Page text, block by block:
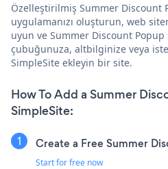
Özelleştirilmiş Summer Discount
uygulamanızı oluşturun, web
uyun ve Summer Discount Popup
çubuğunuza, altbilginize veya
SimpleSite ekleyin bir site.
How To Add a Summer
SimpleSite:
Create a Free Summer
Start for free now